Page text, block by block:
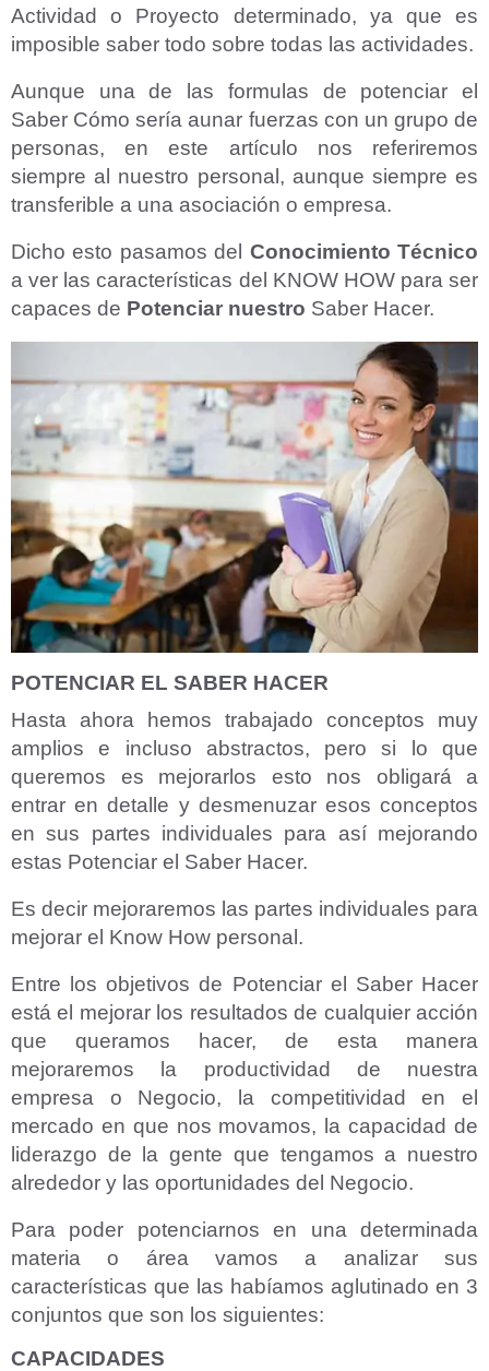
Actividad o Proyecto determinado, ya que es
imposible saber todo sobre todas las actividades.
Aunque una de las formulas de potenciar el
Saber Cómo sería aunar fuerzas con un grupo de
personas, en este artículo nos referiremos
siempre al nuestro personal, aunque siempre es
transferible a una asociación o empresa.
Dicho esto pasamos del Conocimiento Técnico
a ver las características del KNOW HOW para ser
capaces de Potenciar nuestro Saber Hacer.
POTENCIAR EL SABER HACER
Hasta ahora hemos trabajado conceptos muy
amplios e incluso abstractos, pero si lo que
queremos es mejorarlos esto nos obligará a
entrar en detalle y desmenuzar esos conceptos
en sus partes individuales para así mejorando
estas Potenciar el Saber Hacer.
Es decir mejoraremos las partes individuales para
mejorar el Know How personal.
Entre los objetivos de Potenciar el Saber Hacer
está el mejorar los resultados de cualquier acción
que queramos hacer, de esta manera
mejoraremos la productividad de nuestra
empresa o Negocio, la competitividad en el
mercado en que nos movamos, la capacidad de
liderazgo de la gente que tengamos a nuestro
alrededor y las oportunidades del Negocio.
Para poder potenciarnos en una determinada
materia o área vamos a analizar sus
características que las habíamos aglutinado en 3
conjuntos que son los siguientes:
CAPACIDADES